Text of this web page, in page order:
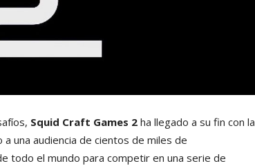
Squid Craft Games 2 ha llegado a su fin con la
una audiencia de cientos de miles de
todo el mundo para competir en una serie de